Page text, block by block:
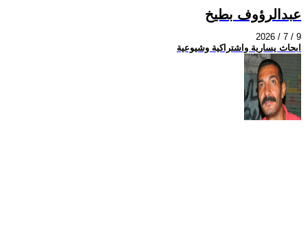
عبدالرؤوف بطيخ
2026 / 7 / 9
ابحاث يسارية واشتراكية وشيوعية